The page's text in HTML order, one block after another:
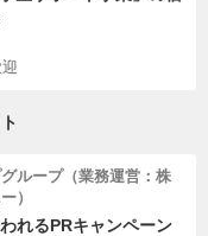
ループ（業務運営：株
）
れるPRキャンペーン